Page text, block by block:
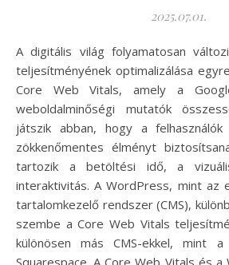
2025.07.01.
A digitális világ folyamatosan változik, és a weboldalak
teljesítményének optimalizálása
Core Web Vitals, amely a
weboldalminőségi mutatók
játszik abban, hogy a
zökkenőmentes élményt
tartozik a betöltési idő, a
interaktivitás. A WordPress, mint az
tartalomkezelő rendszer (CMS),
szembe a Core Web Vitals
különösen más CMS-ekkel, mint